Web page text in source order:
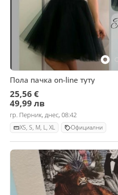
Пола пачка on-line туту
25,56 €
49,99 лв
гр. Перник, днес, 08:42
XS, S, M, L, XL Официални